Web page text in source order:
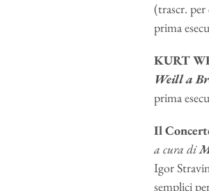
(trascr.
prima
KURT
Weill a
prima
Il
a cura di
Igor
semplici